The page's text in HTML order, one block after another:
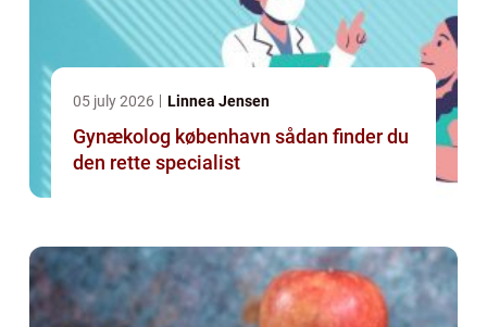
05 july 2026 Linnea Jensen
Gynækolog københavn sådan finder du
den rette specialist